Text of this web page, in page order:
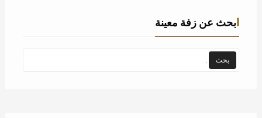
ابحث عن زفة معينة